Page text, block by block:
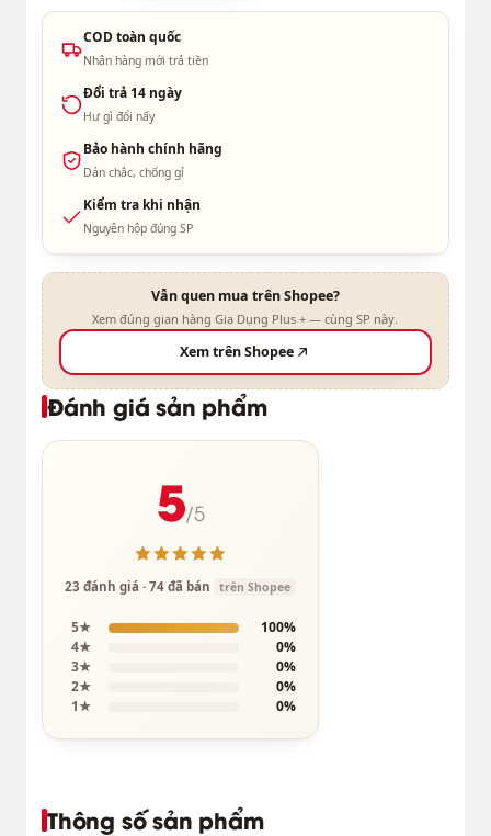
Đánh giá sản phẩm
5/5
23 đánh giá · 74 đã bán trên Shopee
5★
100%
4★
0%
3★
0%
2★
0%
1★
0%
Thông số sản phẩm
COD toàn quốc
Nhận hàng mới trả tiền
Đổi trả 14 ngày
Hư gì đổi nấy
Bảo hành chính hãng
Dán chắc, chống gỉ
Kiểm tra khi nhận
Nguyên hộp đúng SP
Vẫn quen mua trên Shopee?
Xem đúng gian hàng Gia Dụng Plus + — cùng SP này.
Xem trên Shopee